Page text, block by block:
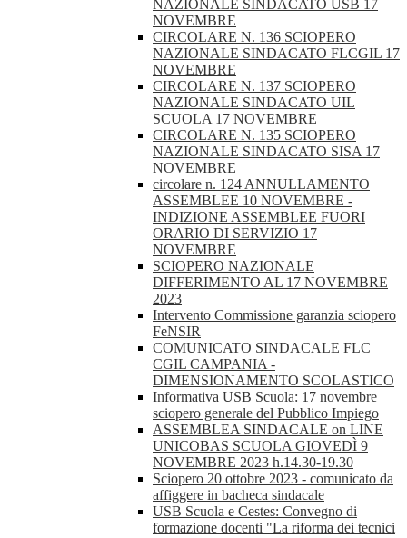
NAZIONALE SINDACATO USB 17
NOVEMBRE
CIRCOLARE N. 136 SCIOPERO
NAZIONALE SINDACATO FLCGIL 17
NOVEMBRE
CIRCOLARE N. 137 SCIOPERO
NAZIONALE SINDACATO UIL
SCUOLA 17 NOVEMBRE
CIRCOLARE N. 135 SCIOPERO
NAZIONALE SINDACATO SISA 17
NOVEMBRE
circolare n. 124 ANNULLAMENTO
ASSEMBLEE 10 NOVEMBRE -
INDIZIONE ASSEMBLEE FUORI
ORARIO DI SERVIZIO 17
NOVEMBRE
SCIOPERO NAZIONALE
DIFFERIMENTO AL 17 NOVEMBRE
2023
Intervento Commissione garanzia sciopero
FeNSIR
COMUNICATO SINDACALE FLC
CGIL CAMPANIA -
DIMENSIONAMENTO SCOLASTICO
Informativa USB Scuola: 17 novembre
sciopero generale del Pubblico Impiego
ASSEMBLEA SINDACALE on LINE
UNICOBAS SCUOLA GIOVEDÌ 9
NOVEMBRE 2023 h.14.30-19.30
Sciopero 20 ottobre 2023 - comunicato da
affiggere in bacheca sindacale
USB Scuola e Cestes: Convegno di
formazione docenti "La riforma dei tecnici